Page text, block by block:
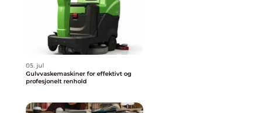
05. jul
Gulvvaskemaskiner for effektivt og
profesjonelt renhold